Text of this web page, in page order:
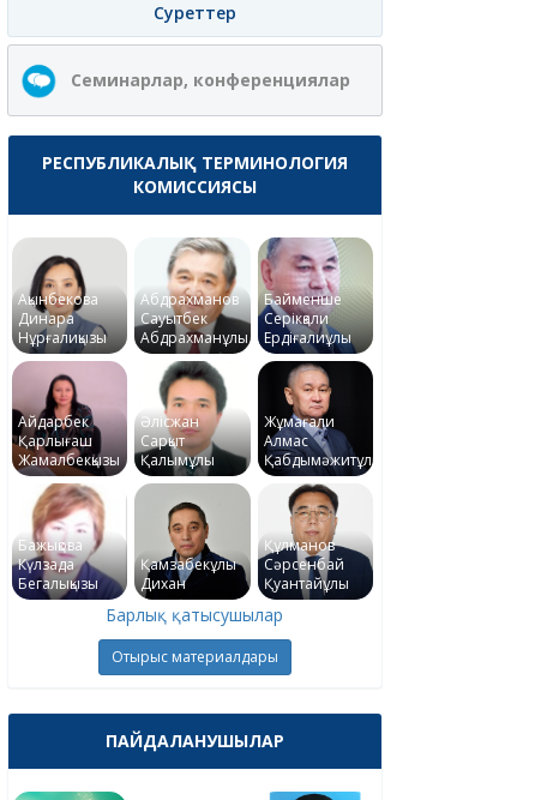
Суреттер
Семинарлар, конференциялар
РЕСПУБЛИКАЛЫҚ ТЕРМИНОЛОГИЯ
КОМИССИЯСЫ
Ақынбекова
Динара
Нұрғалиқызы
Абдрахманов
Сауытбек
Абдрахманұлы
Байменше
Серікқали
Ердіғалиұлы
Айдарбек
Қарлығаш
Жамалбекқызы
Әлісжан
Сарқыт
Қалымұлы
Жұмағали
Алмас
Қабдымәжитұлы
Бажықова
Күлзада
Бегалықызы
Қамзабекұлы
Дихан
Құлманов
Сәрсенбай
Қуантайұлы
Барлық қатысушылар
Отырыс материалдары
ПАЙДАЛАНУШЫЛАР